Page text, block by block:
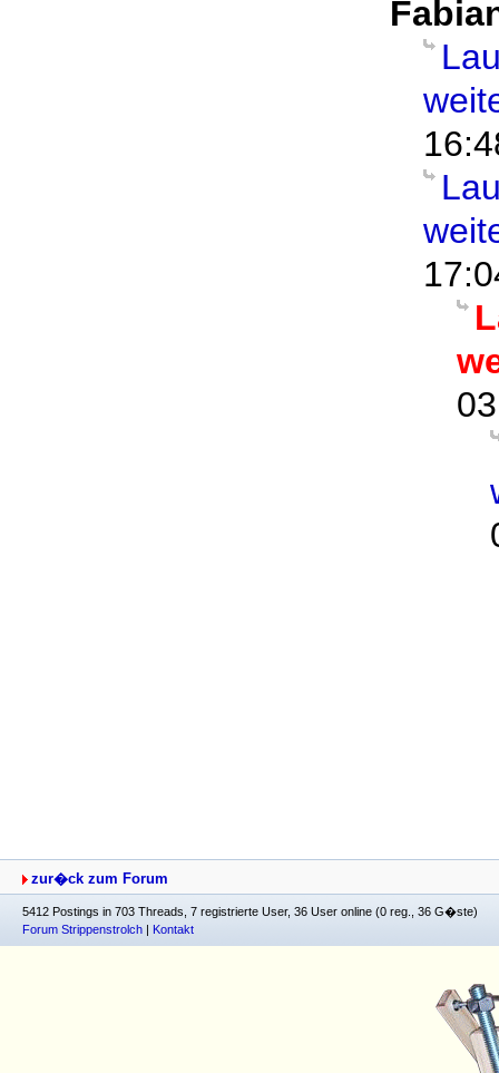
zur�ck zum Forum
5412 Postings in 703 Threads, 7 registrierte User, 36 User online (0 reg., 36 G�ste)
Forum Strippenstrolch | Kontakt